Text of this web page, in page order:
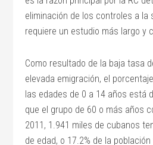
eliminación de los controles a la
requiere un estudio más largo y
Como resultado de la baja tasa
elevada emigración, el
las edades de 0 a 14 años está
que el grupo de 60 o más años
2011, 1.941 miles de cubanos
de edad, o 17.2% de la